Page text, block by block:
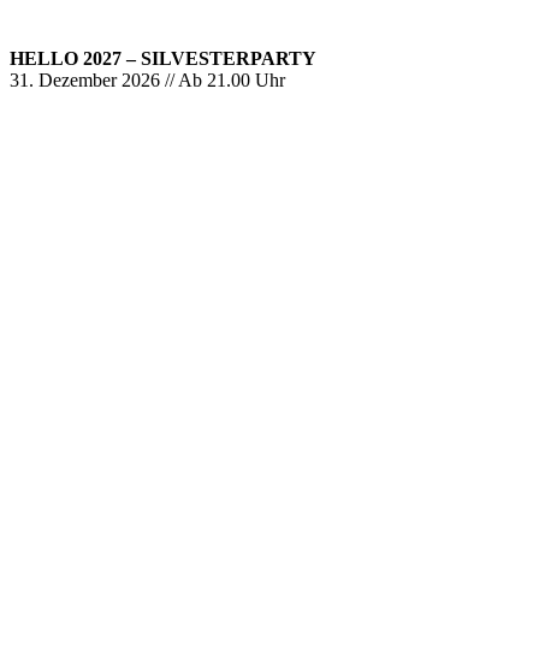
HELLO 2027 – SILVESTERPARTY
31. Dezember 2026 // Ab 21.00 Uhr